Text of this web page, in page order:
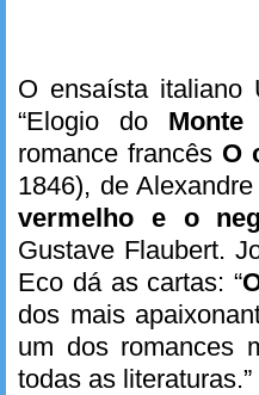
O ensaísta italiano
“Elogio do
romance francês O
1846), de
vermelho e o
Gustave Flaubert.
Eco dá as cartas: “
dos mais
um dos romances
todas as literaturas.”